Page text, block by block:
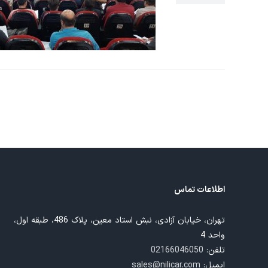
اطلاعات تماس
تهران، خیابان آزادی، نبش استاد معین، پلاک 486، طبقه اول،
واحد 4
تلفن: 02166046050
ایمیل: sales@nilicar.com